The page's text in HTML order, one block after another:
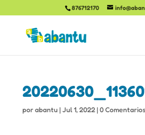
876712170
porabantu |Jul 1, 2022|0 Comentarios